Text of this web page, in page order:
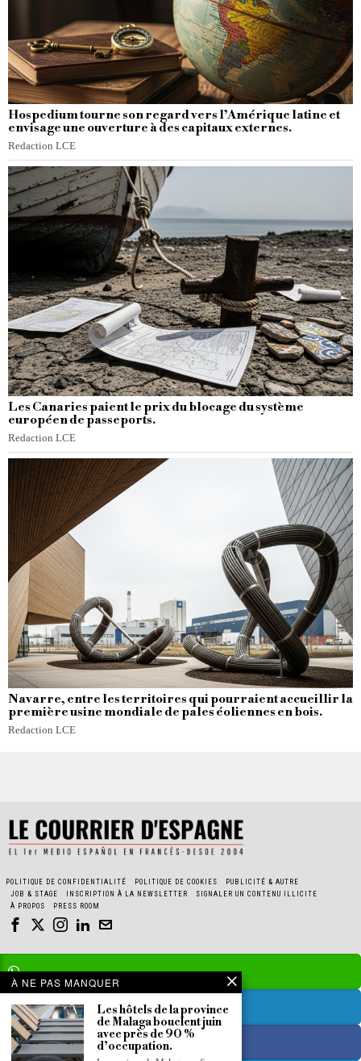
Hospedium tourne son regard vers l’Amérique latine et
envisage une ouverture à des capitaux externes.
Redaction LCE
Les Canaries paient le prix du blocage du système
européen de passeports.
Redaction LCE
Navarre, entre les territoires qui pourraient accueillir la
première usine mondiale de pales éoliennes en bois.
Redaction LCE
POLITIQUE DE CONFIDENTIALITÉ POLITIQUE DE COOKIES
PUBLICITÉ & AUTRE
JOB & STAGE
INSCRIPTION À LA NEWSLETTER
SIGNALER UN CONTENU ILLICITE
À PROPOS
PRESS ROOM
À NE PAS MANQUER
Les hôtels de la province
de Malaga bouclent juin
avec près de 90 %
d’occupation.